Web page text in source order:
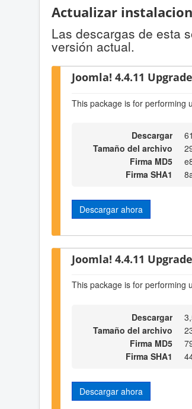
Actualizar
Las descargas de esta
versión actual.
Joomla! 4.4.11
This package is for performing
Descargar
Tamaño del archivo
Firma MD5
Firma SHA1
Descargar ahora
Joomla! 4.4.11
This package is for performing
Descargar
Tamaño del archivo
Firma MD5
Firma SHA1
Descargar ahora